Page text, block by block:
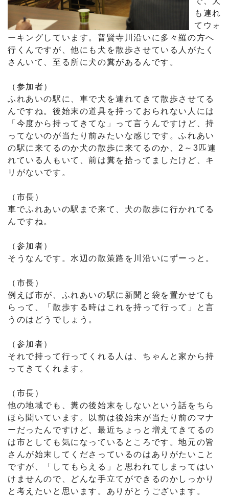
も連れ
てウォ
ーキングしています。普賢寺川沿いに多々羅の方へ
行くんですが、他にも犬を散歩させている人がたく
さんいて、至る所に犬の糞があるんです。
（参加者）
ふれあいの駅に、車で犬を連れてきて散歩させてる
んですね。後始末の道具を持っておられない人には
「今度から持ってきてな」って言うんですけど、持
ってないのが当たり前みたいな感じです。ふれあい
の駅に来てるのか犬の散歩に来てるのか、2～3匹連
れている人もいて、前は糞を拾ってましたけど、キ
リがないです。
（市長）
車でふれあいの駅まで来て、犬の散歩に行かれてる
んですね。
（参加者）
そうなんです。水辺の散策路を川沿いにずーっと。
（市長）
例えば市が、ふれあいの駅に新聞と袋を置かせても
らって、「散歩する時はこれを持って行って」と言
うのはどうでしょう。
（参加者）
それで持って行ってくれる人は、ちゃんと家から持
ってきてくれます。
（市長）
他の地域でも、糞の後始末をしないという話をちら
ほら聞いています。以前は後始末が当たり前のマナ
ーだったんですけど、最近ちょっと増えてきてるの
は市としても気になっているところです。地元の皆
さんが始末してくださっているのはありがたいこと
ですが、「してもらえる」と思われてしまってはい
けませんので、どんな手立てができるのかしっかり
と考えたいと思います。ありがとうございます。